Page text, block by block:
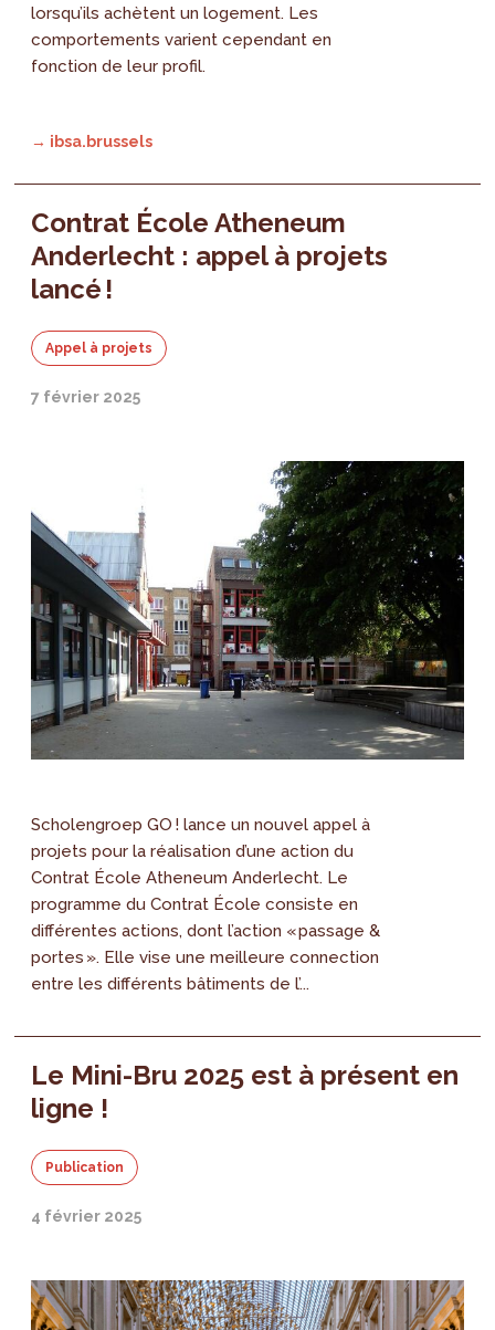
lorsqu’ils achètent un logement. Les
comportements varient cependant en
fonction de leur profil.
→ ibsa.brussels
Contrat École Atheneum
Anderlecht : appel à projets
lancé !
Appel à projets
7 février 2025
Scholengroep GO ! lance un nouvel appel à
projets pour la réalisation d’une action du
Contrat École Atheneum Anderlecht. Le
programme du Contrat École consiste en
différentes actions, dont l’action « passage &
portes ». Elle vise une meilleure connection
entre les différents bâtiments de l’...
Le Mini-Bru 2025 est à présent en
ligne !
Publication
4 février 2025